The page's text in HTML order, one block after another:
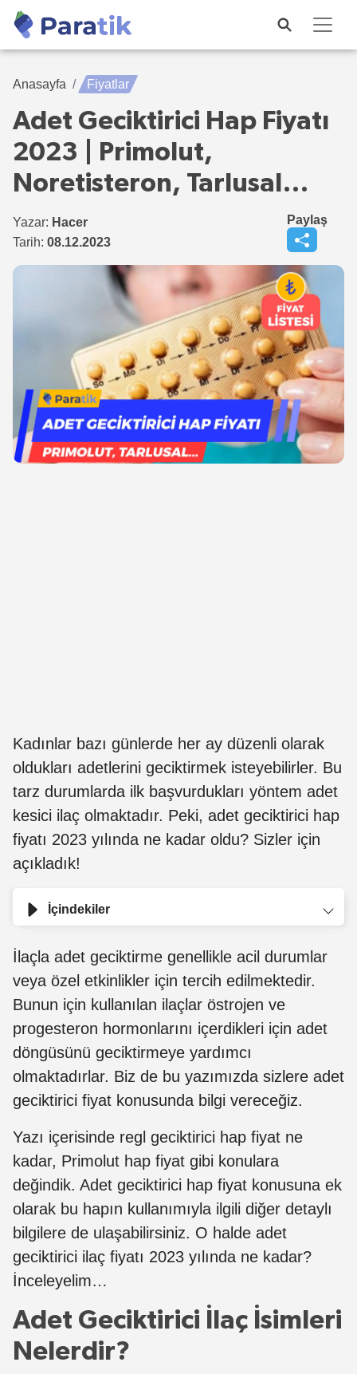
Anasayfa Fiyatlar
Adet Geciktirici Hap Fiyatı
2023 | Primolut,
Noretisteron, Tarlusal…
Yazar: Hacer
Tarih: 08.12.2023
Paylaş
Kadınlar bazı günlerde her ay düzenli olarak
oldukları adetlerini geciktirmek isteyebilirler. Bu
tarz durumlarda ilk başvurdukları yöntem adet
kesici ilaç olmaktadır. Peki, adet geciktirici hap
fiyatı 2023 yılında ne kadar oldu? Sizler için
açıkladık!
İçindekiler
İlaçla adet geciktirme genellikle acil durumlar
veya özel etkinlikler için tercih edilmektedir.
Bunun için kullanılan ilaçlar östrojen ve
progesteron hormonlarını içerdikleri için adet
döngüsünü geciktirmeye yardımcı
olmaktadırlar. Biz de bu yazımızda sizlere adet
geciktirici fiyat konusunda bilgi vereceğiz.
Yazı içerisinde regl geciktirici hap fiyat ne
kadar, Primolut hap fiyat gibi konulara
değindik. Adet geciktirici hap fiyat konusuna ek
olarak bu hapın kullanımıyla ilgili diğer detaylı
bilgilere de ulaşabilirsiniz. O halde adet
geciktirici ilaç fiyatı 2023 yılında ne kadar?
İnceleyelim…
Adet Geciktirici İlaç İsimleri
Nelerdir?